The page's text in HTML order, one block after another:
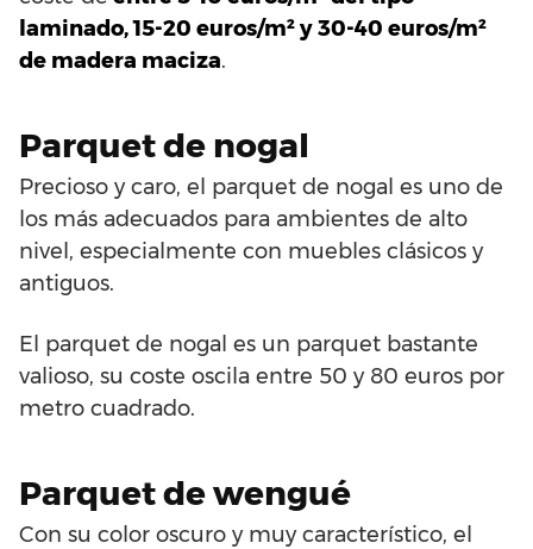
laminado, 15-20 euros/m² y 30-40 euros/m²
de madera maciza.
Parquet de nogal
Precioso y caro, el parquet de nogal es uno de
los más adecuados para ambientes de alto
nivel, especialmente con muebles clásicos y
antiguos.
El parquet de nogal es un parquet bastante
valioso, su coste oscila entre 50 y 80 euros por
metro cuadrado.
Parquet de wengué
Con su color oscuro y muy característico, el